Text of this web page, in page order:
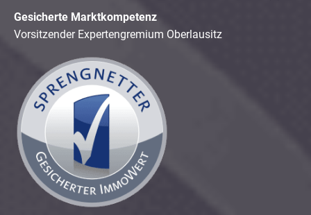
Gesicherte Marktkompetenz
Vorsitzender Expertengremium Oberlausitz